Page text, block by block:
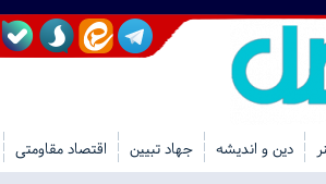
دین و اندیشه جهاد تبیین اقتصاد مقاومتی